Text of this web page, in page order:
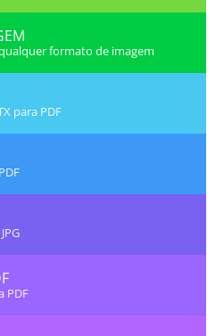
formato de imagem
para PDF
PDF